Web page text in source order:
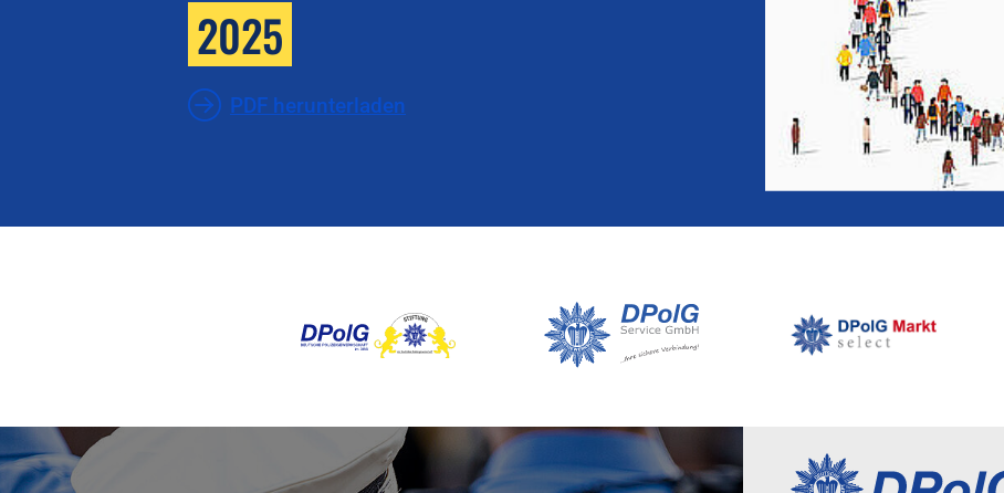
2025
PDF herunterladen